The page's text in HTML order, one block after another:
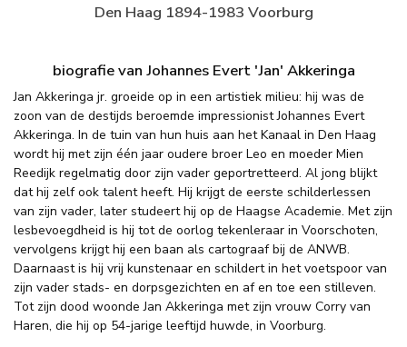
Den Haag 1894-1983 Voorburg
biografie van Johannes Evert 'Jan' Akkeringa
Jan Akkeringa jr. groeide op in een artistiek milieu: hij was de
zoon van de destijds beroemde impressionist Johannes Evert
Akkeringa. In de tuin van hun huis aan het Kanaal in Den Haag
wordt hij met zijn één jaar oudere broer Leo en moeder Mien
Reedijk regelmatig door zijn vader geportretteerd. Al jong blijkt
dat hij zelf ook talent heeft. Hij krijgt de eerste schilderlessen
van zijn vader, later studeert hij op de Haagse Academie. Met zijn
lesbevoegdheid is hij tot de oorlog tekenleraar in Voorschoten,
vervolgens krijgt hij een baan als cartograaf bij de ANWB.
Daarnaast is hij vrij kunstenaar en schildert in het voetspoor van
zijn vader stads- en dorpsgezichten en af en toe een stilleven.
Tot zijn dood woonde Jan Akkeringa met zijn vrouw Corry van
Haren, die hij op 54-jarige leeftijd huwde, in Voorburg.